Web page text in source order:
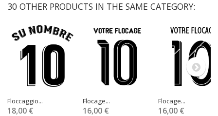
30 OTHER PRODUCTS IN THE SAME CATEGORY:
Floccaggio...
18,00 €
Flocage...
16,00 €
Flocage...
16,00 €